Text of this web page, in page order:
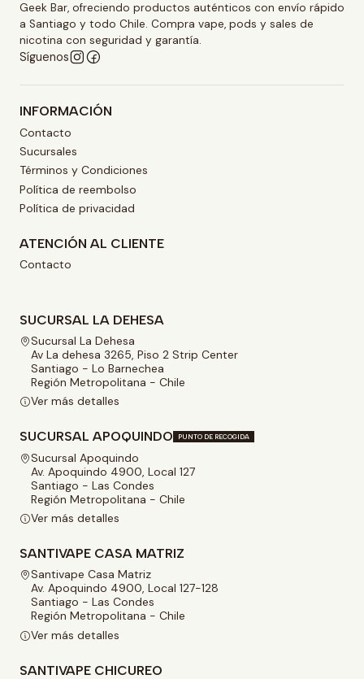
Geek Bar, ofreciendo productos auténticos con envío rápido
a Santiago y todo Chile. Compra vape, pods y sales de
nicotina con seguridad y garantía.
Síguenos
INFORMACIÓN
Contacto
Sucursales
Términos y Condiciones
Política de reembolso
Política de privacidad
ATENCIÓN AL CLIENTE
Contacto
SUCURSAL LA DEHESA
Sucursal La Dehesa
Av La dehesa 3265, Piso 2 Strip Center
Santiago - Lo Barnechea
Región Metropolitana - Chile
Ver más detalles
SUCURSAL APOQUINDO PUNTO DE RECOGIDA
Sucursal Apoquindo
Av. Apoquindo 4900, Local 127
Santiago - Las Condes
Región Metropolitana - Chile
Ver más detalles
SANTIVAPE CASA MATRIZ
Santivape Casa Matriz
Av. Apoquindo 4900, Local 127-128
Santiago - Las Condes
Región Metropolitana - Chile
Ver más detalles
SANTIVAPE CHICUREO